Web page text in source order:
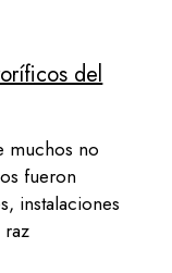
del
muchos no
fueron
instalaciones